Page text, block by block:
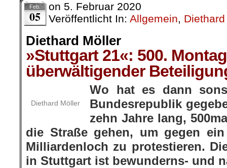
Feb.
05
on 5. Februar 2020
Veröffentlicht In: Allgemein,
Diethard Möller
»Stuttgart 21«: 500.
überwältigender
Diethard Möller
Wo hat es dann
Bundesrepublik
zehn Jahre lang,
die Straße gehen, um gegen
Milliardenloch zu protestieren.
in Stuttgart ist bewunderns- und